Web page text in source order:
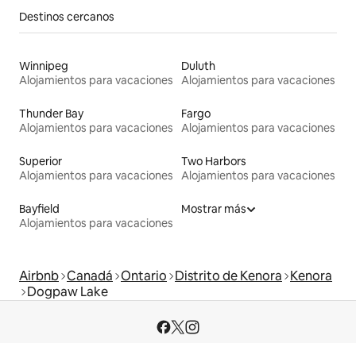
Destinos cercanos
Winnipeg
Alojamientos para vacaciones
Duluth
Alojamientos para vacaciones
Thunder Bay
Alojamientos para vacaciones
Fargo
Alojamientos para vacaciones
Superior
Alojamientos para vacaciones
Two Harbors
Alojamientos para vacaciones
Bayfield
Alojamientos para vacaciones
Mostrar más
Airbnb Canadá Ontario Distrito de Kenora Kenora
Dogpaw Lake